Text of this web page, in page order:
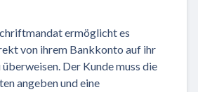
ermöglicht es
von ihrem Bankkonto auf ihr
Der Kunde muss die
angeben und eine